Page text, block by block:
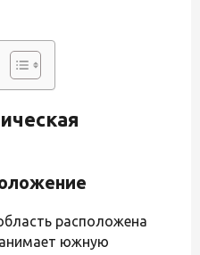
расположена
южную